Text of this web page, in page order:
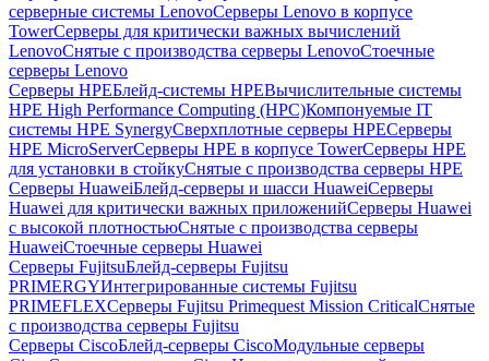
серверные системы LenovoСерверы Lenovo в корпусе
TowerСерверы для критически важных вычислений
LenovoСнятые с производства серверы LenovoСтоечные
серверы Lenovo
Серверы HPEБлейд-системы HPEВычислительные системы
HPE High Performance Computing (HPC)Компонуемые IT
системы HPE SynergyСверхплотные серверы HPEСерверы
HPE MicroServerСерверы HPE в корпусе TowerСерверы HPE
для установки в стойкуСнятые с производства серверы HPE
Серверы HuaweiБлейд-серверы и шасси HuaweiСерверы
Huawei для критически важных приложенийСерверы Huawei
с высокой плотностьюСнятые с производства серверы
HuaweiСтоечные серверы Huawei
Серверы FujitsuБлейд-серверы Fujitsu
PRIMERGYИнтегрированные системы Fujitsu
PRIMEFLEXСерверы Fujitsu Primequest Mission CriticalСнятые
с производства серверы Fujitsu
Серверы CiscoБлейд-серверы CiscoМодульные серверы